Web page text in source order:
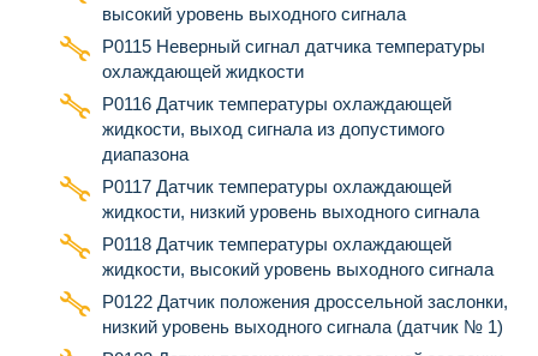
высокий уровень выходного сигнала
Р0115 Неверный сигнал датчика температуры
охлаждающей жидкости
Р0116 Датчик температуры охлаждающей
жидкости, выход сигнала из допустимого
диапазона
Р0117 Датчик температуры охлаждающей
жидкости, низкий уровень выходного сигнала
Р0118 Датчик температуры охлаждающей
жидкости, высокий уровень выходного сигнала
Р0122 Датчик положения дроссельной заслонки,
низкий уровень выходного сигнала (датчик № 1)